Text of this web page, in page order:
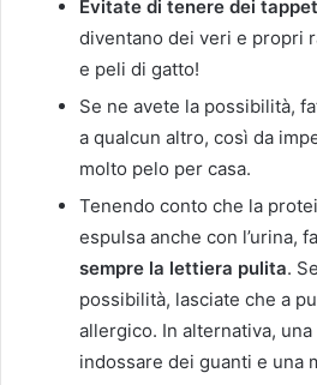
Evitate di tenere dei
diventano dei veri e propri
e peli di gatto!
Se ne avete la possibilità,
a qualcun altro, così da
molto pelo per casa.
Tenendo conto che la
espulsa anche con l’urina,
sempre la lettiera pulita.
possibilità, lasciate che a
allergico. In alternativa,
indossare dei guanti e una